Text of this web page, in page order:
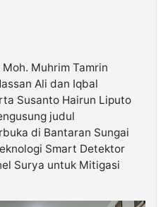
Muhrim Tamrin
Ali dan Iqbal
Susanto Hairun Liputo
judul
di Bantaran Sungai
Smart Detektor
Surya untuk Mitigasi